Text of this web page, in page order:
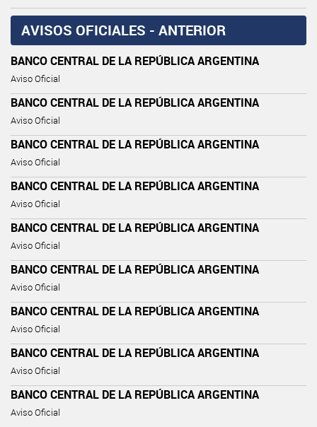
AVISOS OFICIALES - ANTERIOR
BANCO CENTRAL DE LA REPÚBLICA ARGENTINA
Aviso Oficial
BANCO CENTRAL DE LA REPÚBLICA ARGENTINA
Aviso Oficial
BANCO CENTRAL DE LA REPÚBLICA ARGENTINA
Aviso Oficial
BANCO CENTRAL DE LA REPÚBLICA ARGENTINA
Aviso Oficial
BANCO CENTRAL DE LA REPÚBLICA ARGENTINA
Aviso Oficial
BANCO CENTRAL DE LA REPÚBLICA ARGENTINA
Aviso Oficial
BANCO CENTRAL DE LA REPÚBLICA ARGENTINA
Aviso Oficial
BANCO CENTRAL DE LA REPÚBLICA ARGENTINA
Aviso Oficial
BANCO CENTRAL DE LA REPÚBLICA ARGENTINA
Aviso Oficial